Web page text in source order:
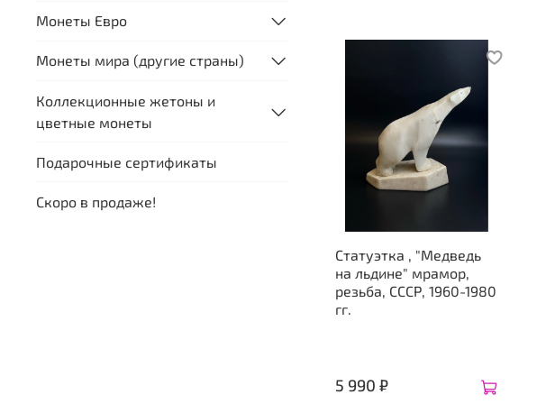
Статуэтка , "Медведь
на льдине" мрамор,
резьба, СССР, 1960-1980
гг.
5 990 ₽
Монеты Евро
Монеты мира (другие страны)
Коллекционные жетоны и
цветные монеты
Подарочные сертификаты
Скоро в продаже!